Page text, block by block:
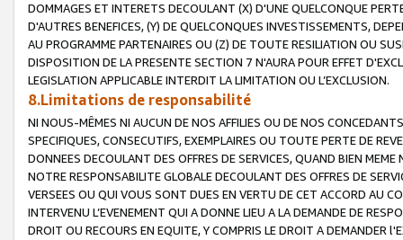
DOMMAGES ET INTERETS DECOULANT (X) D'UNE QUELCONQUE
D'AUTRES BENEFICES, (Y) DE QUELCONQUES INVESTISSEMENTS,
AU PROGRAMME PARTENAIRES OU (Z) DE TOUTE RESILIATION OU
DISPOSITION DE LA PRESENTE SECTION 7 N'AURA POUR EFFET
LEGISLATION APPLICABLE INTERDIT LA LIMITATION OU L’EXCLUSION.
8.Limitations de responsabilité
NI NOUS-MÊMES NI AUCUN DE NOS AFFILIES OU DE NOS
SPECIFIQUES, CONSECUTIFS, EXEMPLAIRES OU TOUTE PERTE DE
DONNEES DECOULANT DES OFFRES DE SERVICES, QUAND BIEN
NOTRE RESPONSABILITE GLOBALE DECOULANT DES OFFRES DE
VERSEES OU QUI VOUS SONT DUES EN VERTU DE CET ACCORD AU
INTERVENU L’EVENEMENT QUI A DONNE LIEU A LA DEMANDE DE
DROIT OU RECOURS EN EQUITE, Y COMPRIS LE DROIT A DEMANDER